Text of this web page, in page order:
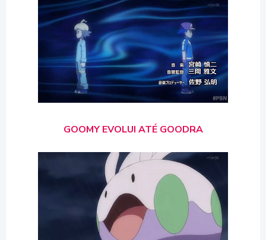
GOOMY EVOLUI ATÉ GOODRA